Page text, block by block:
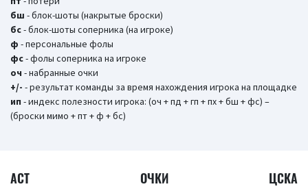
бш - блок-шоты (накрытые броски)
бc- блок-шоты соперника (на игроке)
ф - персональные фолы
фс- фолы соперника на игроке
оч - набранные очки
+/- - результат команды за время нахождения игрока на площадке
ип - индекс полезности игрока: (оч + пд + гп + пх + бш + фс) –
(броски мимо + пт + ф + бс)
АСТ ОЧКИ ЦСКА